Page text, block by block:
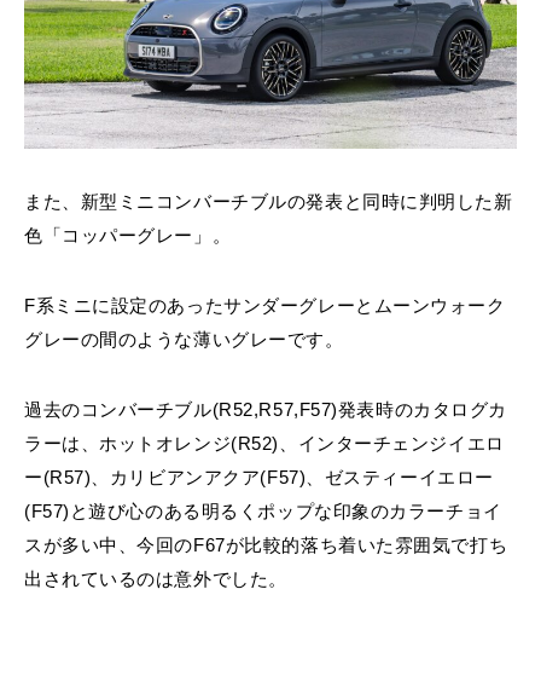
また、新型ミニコンバーチブルの発表と同時に判明した新
色「コッパーグレー」。
F系ミニに設定のあったサンダーグレーとムーンウォーク
グレーの間のような薄いグレーです。
過去のコンバーチブル(R52,R57,F57)発表時のカタログカ
ラーは、ホットオレンジ(R52)、インターチェンジイエロ
ー(R57)、カリビアンアクア(F57)、ゼスティーイエロー
(F57)と遊び心のある明るくポップな印象のカラーチョイ
スが多い中、今回のF67が比較的落ち着いた雰囲気で打ち
出されているのは意外でした。